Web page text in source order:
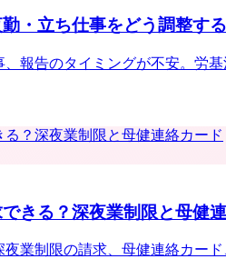
・立ち仕事をどう調整す
報告のタイミングが不安。労
きる？深夜業制限と母健
業制限の請求、母健連絡カード